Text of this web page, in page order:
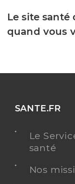
Le site santé
quand vous
SANTE.FR
Le
santé
Nos